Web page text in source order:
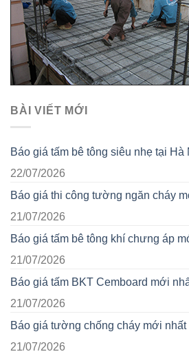
BÀI VIẾT MỚI
Báo giá tấm bê tông siêu nhẹ tại
22/07/2026
Báo giá thi công tường ngăn cháy
21/07/2026
Báo giá tấm bê tông khí chưng áp
21/07/2026
Báo giá tấm BKT Cemboard mới
21/07/2026
Báo giá tường chống cháy mới nhất
21/07/2026